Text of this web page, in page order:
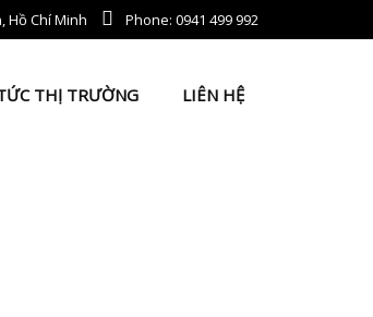
Hồ Chí Minh Phone: 0941 499 992
THỊ TRƯỜNG LIÊN HỆ